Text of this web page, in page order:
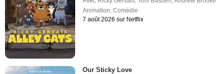
Animation,Comédie
7 août 2026 sur Netflix
Our Sticky Love